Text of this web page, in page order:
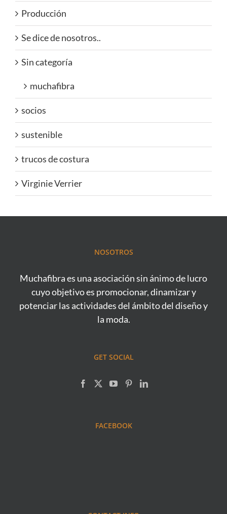
Producción
Se dice de nosotros..
Sin categoría
muchafibra
socios
sustenible
trucos de costura
Virginie Verrier
NOSOTROS
Muchafibra es una asociación sin ánimo de lucro
cuyo objetivo es promocionar, dinamizar y
potenciar las actividades del ámbito del diseño y
la moda.
GET SOCIAL
FACEBOOK